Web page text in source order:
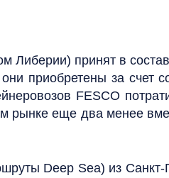
Либерии) принят в
приобретены за счет
FESCO
рынке еще два менее
Deep Sea) из